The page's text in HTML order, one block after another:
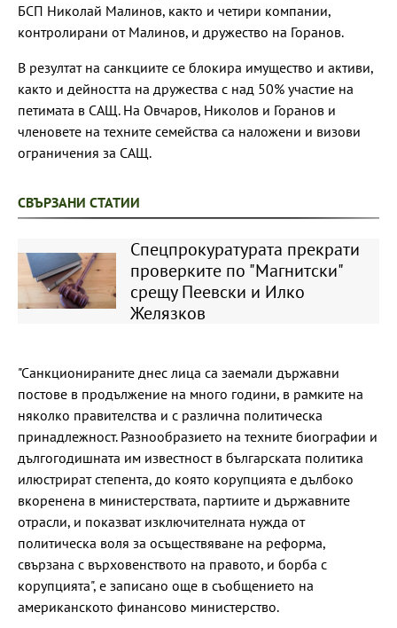
БСП Николай Малинов, както и четири компании,
контролирани от Малинов, и дружество на Горанов.
В резултат на санкциите се блокира имущество и активи,
както и дейността на дружества с над 50% участие на
петимата в САЩ. На Овчаров, Николов и Горанов и
членовете на техните семейства са наложени и визови
ограничения за САЩ.
СВЪРЗАНИ СТАТИИ
Спецпрокуратурата прекрати
проверките по "Магнитски"
срещу Пеевски и Илко
Желязков
"Санкционираните днес лица са заемали държавни
постове в продължение на много години, в рамките на
няколко правителства и с различна политическа
принадлежност. Разнообразието на техните биографии и
дългогодишната им известност в българската политика
илюстрират степента, до която корупцията е дълбоко
вкоренена в министерствата, партиите и държавните
отрасли, и показват изключителната нужда от
политическа воля за осъществяване на реформа,
свързана с върховенството на правото, и борба с
корупцията", е записано още в съобщението на
американското финансово министерство.